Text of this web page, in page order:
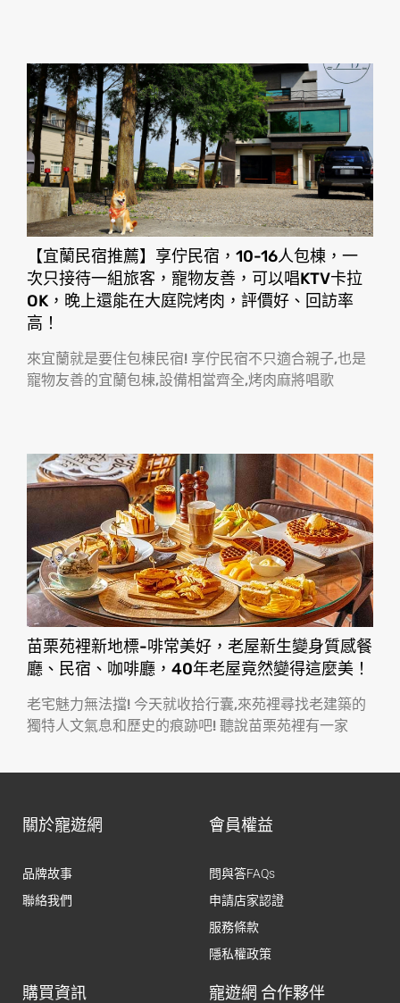
【宜蘭民宿推薦】享佇民宿，10-16人包棟，一
次只接待一組旅客，寵物友善，可以唱KTV卡拉
OK，晚上還能在大庭院烤肉，評價好、回訪率
高！
來宜蘭就是要住包棟民宿! 享佇民宿不只適合親子,也是
寵物友善的宜蘭包棟,設備相當齊全,烤肉麻將唱歌
苗栗苑裡新地標-啡常美好，老屋新生變身質感餐
廳、民宿、咖啡廳，40年老屋竟然變得這麼美！
老宅魅力無法擋! 今天就收拾行囊,來苑裡尋找老建築的
獨特人文氣息和歷史的痕跡吧! 聽說苗栗苑裡有一家
關於寵遊網
品牌故事
聯絡我們
會員權益
問與答FAQs
申請店家認證
服務條款
隱私權政策
購買資訊 寵遊網 合作夥伴